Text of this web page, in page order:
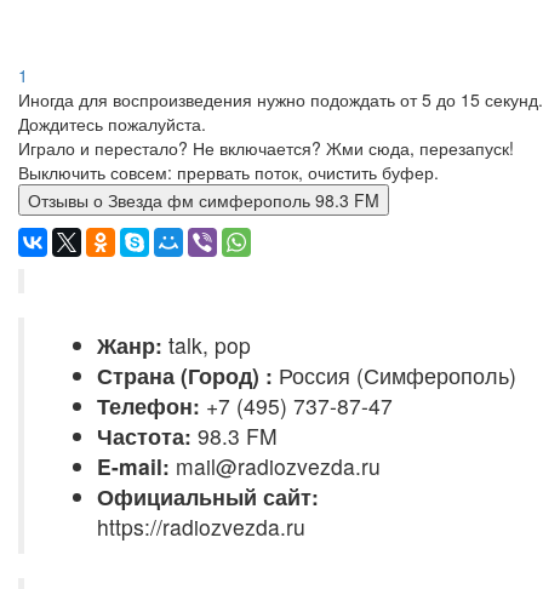
1
Иногда для воспроизведения нужно подождать от 5 до 15 секунд.
Дождитесь пожалуйста.
Играло и перестало? Не включается? Жми сюда, перезапуск!
Выключить совсем: прервать поток, очистить буфер.
Отзывы о Звезда фм симферополь 98.3 FM
Жанр: talk, pop
Страна (Город) : Россия (Симферополь)
Телефон: +7 (495) 737-87-47
Частота: 98.3 FM
E-mail: mail@radiozvezda.ru
Официальный сайт:
https://radiozvezda.ru